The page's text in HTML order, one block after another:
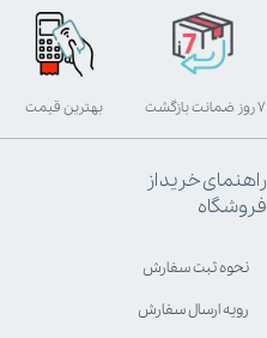
بهترین قیمت ۷ روز ضمانت بازگشت
راهنمای خرید از
فروشگاه
نحوه ثبت سفارش
رویه ارسال سفارش